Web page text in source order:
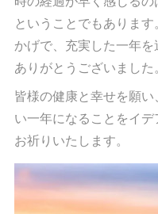
ということでもありま
かげで、充実した一年
ありがとうございました。
皆様の健康と幸せを願
い一年になることをイ
お祈りいたします。